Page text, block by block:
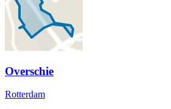
Overschie
Rotterdam